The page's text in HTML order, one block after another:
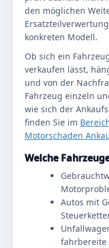
den möglichen
konkreten Modell.
Ob sich ein
verkaufen lässt,
und von der
Fahrzeug einzeln
wie sich der
finden Sie im
Motorschaden
Welche
Autos mit
fahrbereite